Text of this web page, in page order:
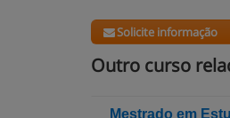
Solicite informação
Outro curso
Mestrado em